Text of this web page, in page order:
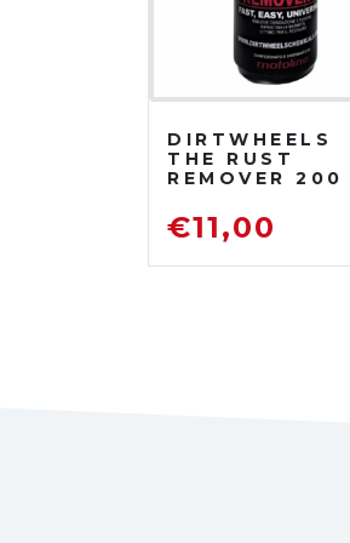
DIRTWHEELS
THE RUST
REMOVER 200
DISOSSIDANTE
RIMUOVI
€11,00